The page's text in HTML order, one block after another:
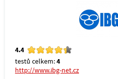
4.4
testů celkem:4
http://www.ibg-net.cz